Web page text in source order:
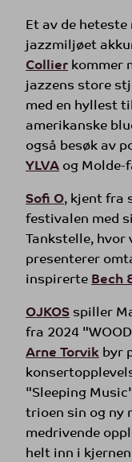
Et av de
jazzmiljøet
Collier kommer
jazzens store
med en hyllest
amerikanske
også besøk av
YLVA og Molde-
Sofi O, kjent fra
festivalen med
Tankstelle, hvor
presenterer
inspirerte Bech
OJKOS spiller
fra 2024
Arne Torvik byr
"Sleeping
trioen sin og ny
medrivende
helt inn i